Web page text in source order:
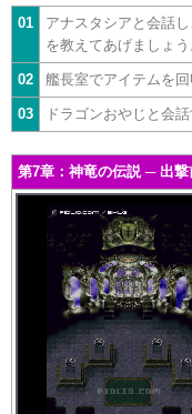
01
アナスタシアと会話
を教えてあげましょう
02 艦長室でアイテムを
03 ドラゴンおやじと会
第7章：神竜の伝説 ─ 出撃